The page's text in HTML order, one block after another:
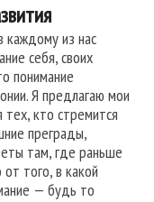
каждому из нас
себя, своих
понимание
Я предлагаю мои
тех, кто стремится
преграды,
там, где раньше
того, в какой
— будь то